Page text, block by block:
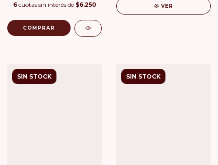
6 cuotas sin interés de $6.250
COMPRAR
VER
SIN STOCK SIN STOCK